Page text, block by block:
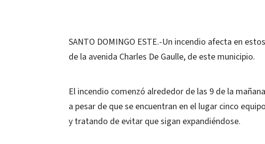
SANTO DOMINGO ESTE.-Un incendio afecta en
de la avenida Charles De Gaulle, de este municipio.
El incendio comenzó alrededor de las 9 de la
a pesar de que se encuentran en el lugar cinco
y tratando de evitar que sigan expandiéndose.